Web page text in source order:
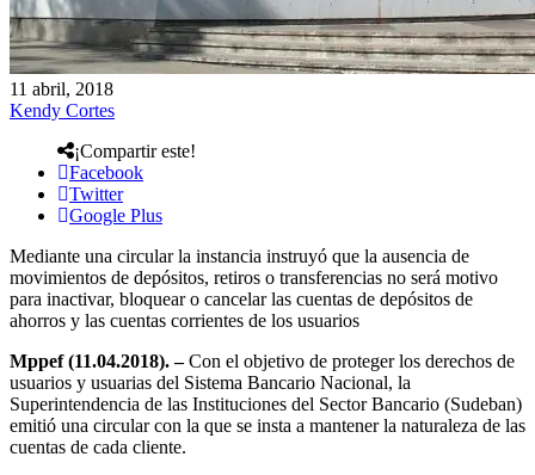
11 abril, 2018
Kendy Cortes
¡Compartir este!
Facebook
Twitter
Google Plus
Mediante una circular la instancia instruyó que la ausencia de
movimientos de depósitos, retiros o transferencias no será motivo
para inactivar, bloquear o cancelar las cuentas de depósitos de
ahorros y las cuentas corrientes de los usuarios
Mppef (11.04.2018). –Con el objetivo de proteger los derechos de
usuarios y usuarias del Sistema Bancario Nacional, la
Superintendencia de las Instituciones del Sector Bancario (Sudeban)
emitió una circular con la que se insta a mantener la naturaleza de las
cuentas de cada cliente.